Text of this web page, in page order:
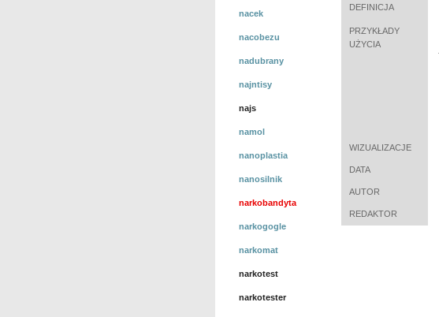
nacek
nacobezu
nadubrany
najntisy
najs
namol
nanoplastia
nanosilnik
narkobandyta
narkogogle
narkomat
narkotest
narkotester
DEFINICJA
PRZYKŁADY
UŻYCIA
WIZUALIZACJE
DATA
AUTOR
REDAKTOR